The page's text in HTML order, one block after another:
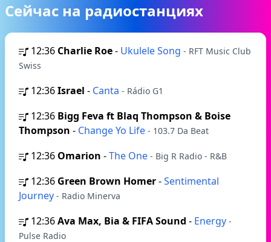
Сейчас на радиостанциях
12:36 Charlie Roe- Ukulele Song - RFT Music Club
Swiss
12:36Israel - Canta - Rádio G1
12:36 Bigg Feva ft Blaq Thompson & Boise
Thompson - Change Yo Life - 103.7 Da Beat
12:36 Omarion -The One - Big R Radio - R&B
12:36 Green Brown Homer-Sentimental
Journey - Radio Minerva
12:36Ava Max, Bia & FIFA Sound - Energy -
Pulse Radio